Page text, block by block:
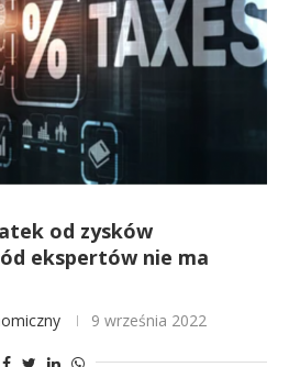
od zysków
ekspertów nie ma
9 września 2022